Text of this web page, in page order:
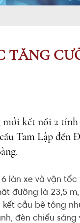
TĂNG
mới kết nối 2
Tam Lập đến
làn xe và vận tốc
đường là 23,5
cầu bê tông
đèn chiếu